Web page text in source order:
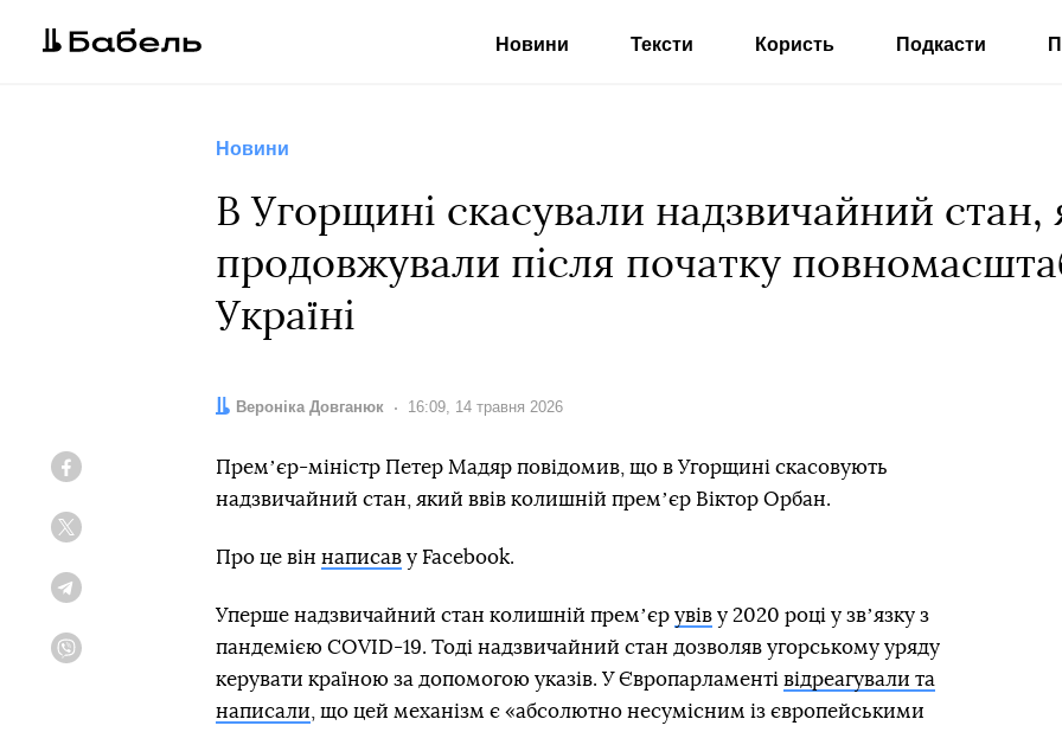
Новини Тексти Користь Подкасти
Новини
В Угорщині скасували надзвичайний стан,
продовжували після початку
Україні
Автор:
Вероніка Довганюк Дата:
16:09, 14 травня 2026
Премʼєр-міністр Петер Мадяр повідомив, що в Угорщині скасовують
надзвичайний стан, який ввів колишній премʼєр Віктор Орбан.
Про це він написав у Facebook.
Уперше надзвичайний стан колишній премʼєр увів у 2020 році у звʼязку з
пандемією COVID-19. Тоді надзвичайний стан дозволяв угорському уряду
керувати країною за допомогою указів. У Європарламенті відреагували та
написали , що цей механізм є «абсолютно несумісним із європейськими